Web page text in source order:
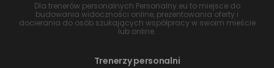
Dla trenerów personalnych Personalny.eu to miejsce do
budowania widoczności online, prezentowania oferty i
docierania do osób szukających współpracy w swoim mieście
lub online.
Trenerzy personalni